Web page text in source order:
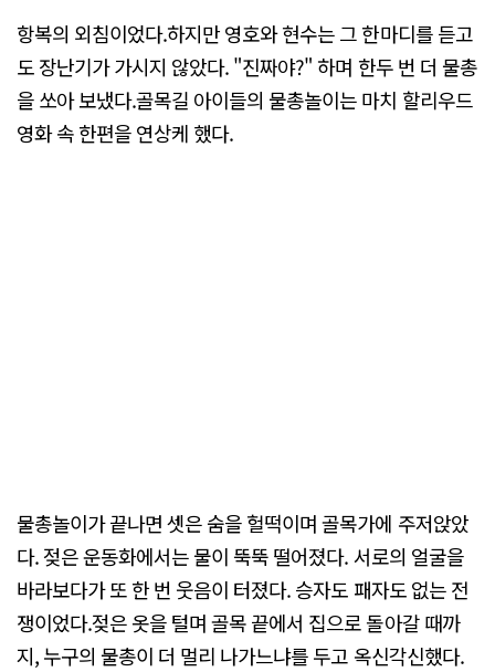
항복의 외침이었다.하지만 영호와 현수는 그 한마디를 듣고
도 장난기가 가시지 않았다. "진짜야?" 하며 한두 번 더 물총
을 쏘아 보냈다.골목길 아이들의 물총놀이는 마치 할리우드
영화 속 한편을 연상케 했다.
물총놀이가 끝나면 셋은 숨을 헐떡이며 골목가에 주저앉았
다. 젖은 운동화에서는 물이 뚝뚝 떨어졌다. 서로의 얼굴을
바라보다가 또 한 번 웃음이 터졌다. 승자도 패자도 없는 전
쟁이었다.젖은 옷을 털며 골목 끝에서 집으로 돌아갈 때까
지, 누구의 물총이 더 멀리 나가느냐를 두고 옥신각신했다.